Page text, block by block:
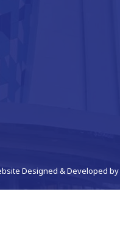
Designed & Developed by